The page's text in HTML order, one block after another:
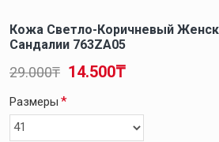
Кожа Светло-Коричневый
Сандалии 763ZA05
14.500₸
29.000₸
Размеры